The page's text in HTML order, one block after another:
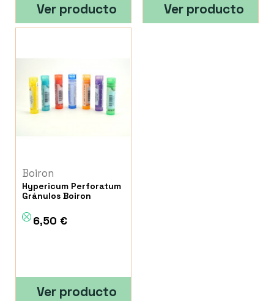
Ver producto Ver producto
Boiron
Hypericum Perforatum
Gránulos Boiron
6,50 €
Ver producto